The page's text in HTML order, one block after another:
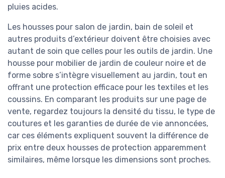
pluies acides.
Les housses pour salon de jardin, bain de soleil et
autres produits d’extérieur doivent être choisies avec
autant de soin que celles pour les outils de jardin. Une
housse pour mobilier de jardin de couleur noire et de
forme sobre s’intègre visuellement au jardin, tout en
offrant une protection efficace pour les textiles et les
coussins. En comparant les produits sur une page de
vente, regardez toujours la densité du tissu, le type de
coutures et les garanties de durée de vie annoncées,
car ces éléments expliquent souvent la différence de
prix entre deux housses de protection apparemment
similaires, même lorsque les dimensions sont proches.